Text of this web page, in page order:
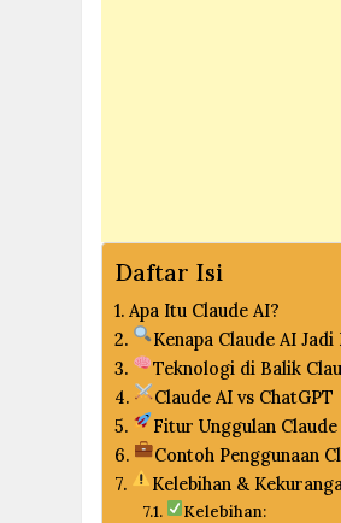
Daftar Isi
Apa Itu Claude AI?
Kenapa Claude AI
Teknologi di Balik
Claude AI vs ChatGPT
Fitur Unggulan Claude
Contoh Penggunaan
Kelebihan &
Kelebihan: